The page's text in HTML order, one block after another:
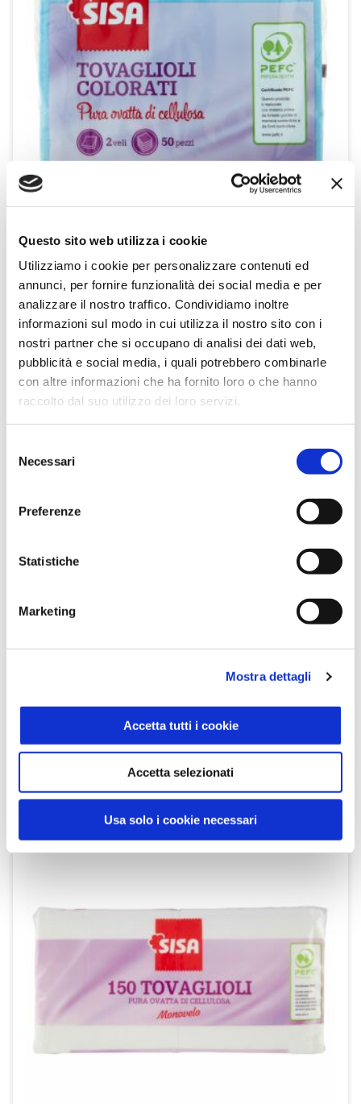
Questo sito web utilizza i cookie
Utilizziamo i cookie per personalizzare contenuti ed
annunci, per fornire funzionalità dei social media e per
analizzare il nostro traffico. Condividiamo inoltre
informazioni sul modo in cui utilizza il nostro sito con i
nostri partner che si occupano di analisi dei dati web,
pubblicità e social media, i quali potrebbero combinarle
con altre informazioni che ha fornito loro o che hanno
raccolto dal suo utilizzo dei loro servizi.
delNecessari
Preferenze
Statistiche
Marketing
Mostra dettagli
Accetta tutti i cookie
Accetta selezionati
Usa solo i cookie necessari
Tovaglioli Colorati 2 veli 50 pz
SCOPRI IL PRODOTTO
SCOPRI IL PRODOTTO